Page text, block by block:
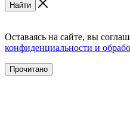
Найти
Оставаясь на сайте, вы
конфиденциальности и
Прочитано